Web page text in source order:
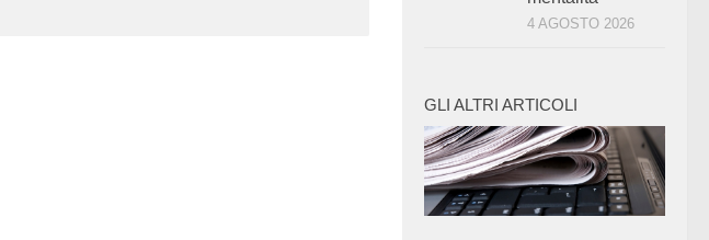
4 AGOSTO 2026
GLI ALTRI ARTICOLI